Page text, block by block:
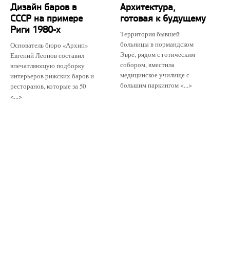
Дизайн баров в
СССР на примере
Риги 1980-х
Основатель бюро «Архип»
Евгений Леонов составил
впечатляющую подборку
интерьеров рижских баров и
ресторанов, которые за 50
<...>
Архитектура,
готовая к будущему
Территория бывшей
больницы в нормандском
Эврё, рядом с готическим
собором, вместила
медицинское училище с
большим паркингом <...>